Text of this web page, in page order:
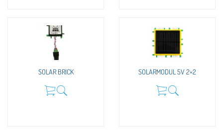
SOLAR BRICK SOLARMODUL 5V 2×2